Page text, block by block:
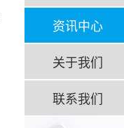
资讯中心
关于我们
联系我们